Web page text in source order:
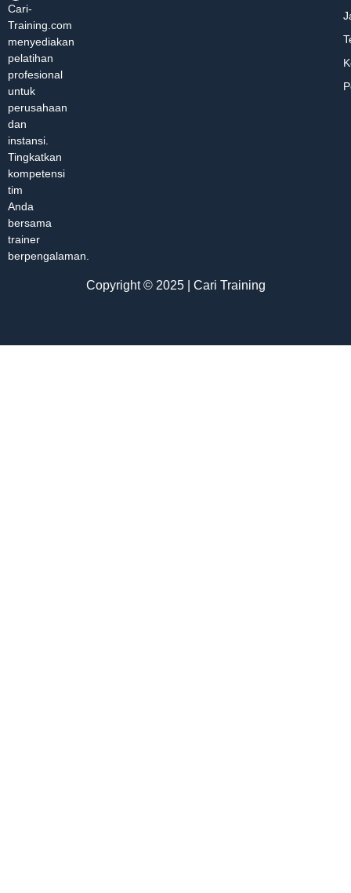
Cari-
Training.com
menyediakan
pelatihan
profesional
untuk
perusahaan
dan
instansi.
Tingkatkan
kompetensi
tim
Anda
bersama
trainer
berpengalaman.
Copyright © 2025 | Cari Training